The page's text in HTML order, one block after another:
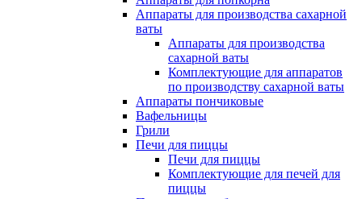
Аппараты для производства сахарной
ваты
Аппараты для производства
сахарной ваты
Комплектующие для аппаратов
по производству сахарной ваты
Аппараты пончиковые
Вафельницы
Грили
Печи для пиццы
Печи для пиццы
Комплектующие для печей для
пиццы